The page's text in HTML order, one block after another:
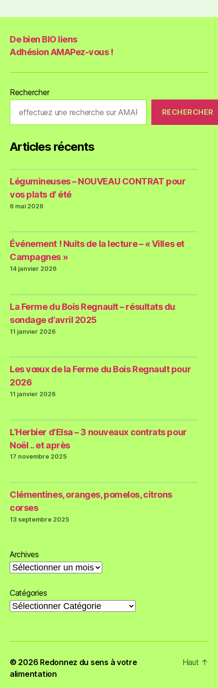
De bien BIO liens
Adhésion AMAPez-vous !
Rechercher
RECHERCHER
Articles récents
Légumineuses – NOUVEAU CONTRAT pour
vos plats d’ été
6 mai 2026
Événement ! Nuits de la lecture – « Villes et
Campagnes »
14 janvier 2026
La Ferme du Bois Regnault – résultats du
sondage d’avril 2025
11 janvier 2026
Les vœux de la Ferme du Bois Regnault pour
2026
11 janvier 2026
L’Herbier d’Elsa – 3 nouveaux contrats pour
Noël .. et après
17 novembre 2025
Clémentines, oranges, pomelos, citrons
corses
13 septembre 2025
Archives
Catégories
© 2026 Redonnez du sens à votre
alimentation
Haut ↑